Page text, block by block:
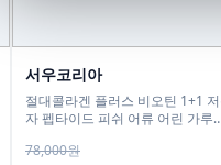
서우코리아
절대콜라겐 플러스 비오틴 1+1
자 펩타이드 피쉬 어류 어린 가루
78,000원